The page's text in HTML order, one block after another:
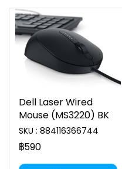
Dell Laser Wired
Mouse (MS3220) BK
SKU : 884116366744
฿590